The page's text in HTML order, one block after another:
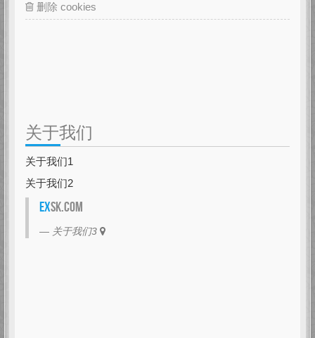
删除 cookies
关于我们
关于我们1
关于我们2
EXSK.com
关于我们3